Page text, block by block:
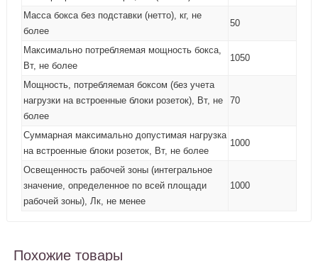
Масса бокса без подставки (нетто), кг, не
более
50
Максимально потребляемая мощность бокса,
Вт, не более
1050
Мощность, потребляемая боксом (без учета
нагрузки на встроенные блоки розеток), Вт, не
более
70
Суммарная максимально допустимая нагрузка
на встроенные блоки розеток, Вт, не более
1000
Освещенность рабочей зоны (интегральное
значение, определенное по всей площади
рабочей зоны), Лк, не менее
1000
Похожие товары